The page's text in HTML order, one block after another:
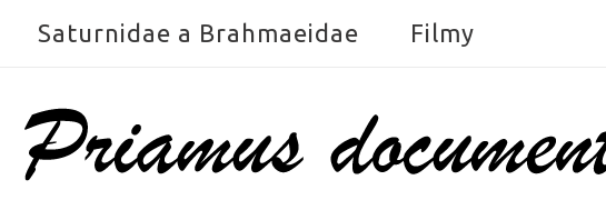
Saturnidae a Brahmaeidae Filmy
Home